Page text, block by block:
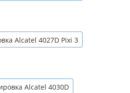
Alcatel 4027D Pixi 3
Alcatel 4030D